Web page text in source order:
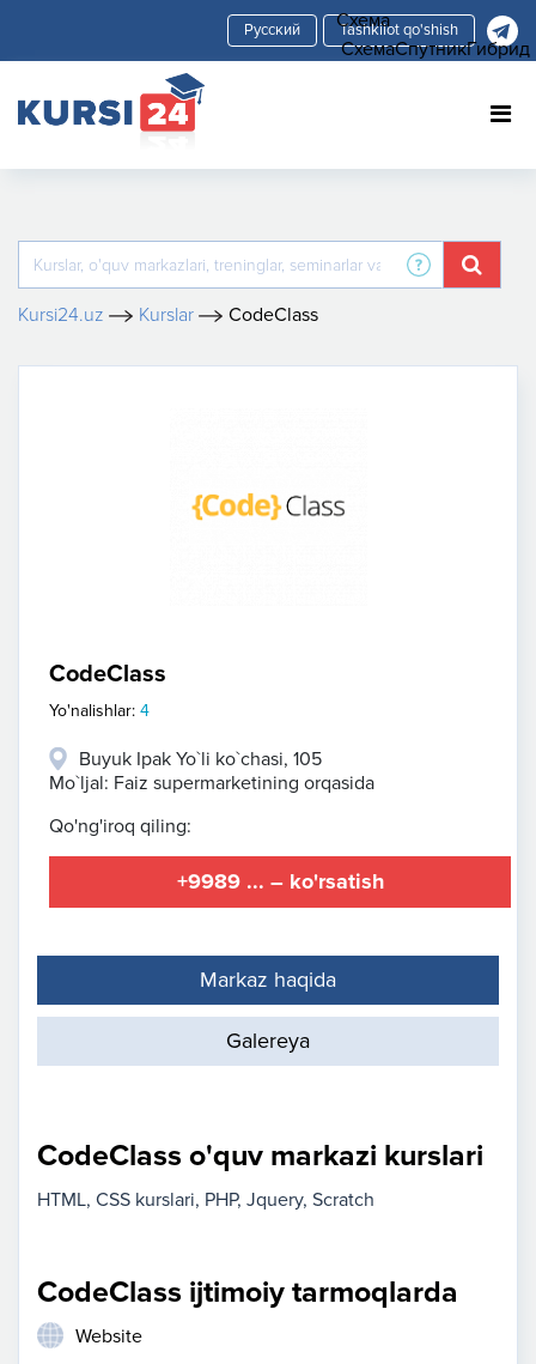
Tashkilot qo'shish
Kursi24.uz Kurslar CodeClass
CodeClass
Yo'nalishlar: 4
Buyuk Ipak Yo`li ko`chasi, 105
Mo`ljal: Faiz supermarketining orqasida
Qo'ng'iroq qiling:
+9989 ... – ko'rsatish
Markaz haqida
Galereya
CodeClass o'quv markazi kurslari
HTML, CSS kurslari PHP Jquery Scratch
CodeClass ijtimoiy tarmoqlarda
Website
Схема
СхемаСпутникГибрид